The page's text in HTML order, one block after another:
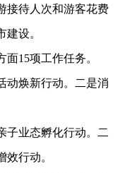
接待人次和游客花费
设。
面15项工作任务。
焕新行动。二是消
业态孵化行动。二
行动。